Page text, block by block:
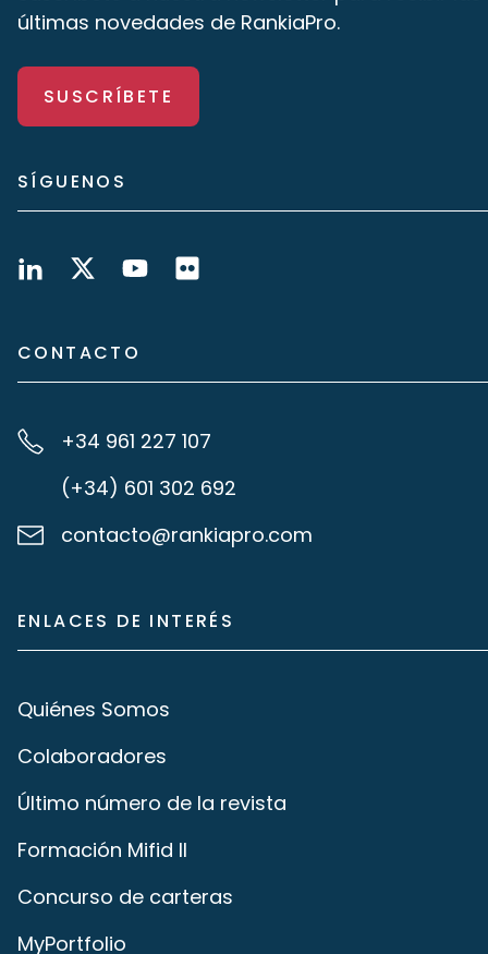
últimas novedades de RankiaPro.
SUSCRÍBETE
SÍGUENOS
CONTACTO
+34 961 227 107
(+34) 601 302 692
contacto@rankiapro.com
ENLACES DE INTERÉS
Quiénes Somos
Colaboradores
Último número de la revista
Formación Mifid II
Concurso de carteras
MyPortfolio